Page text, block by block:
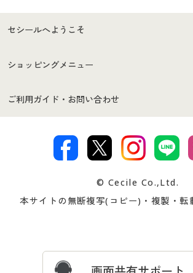
セシールへようこそ
はじめての方へ
セシールご利用規約
著作権・商標について 会社案内
ショッピングメニュー
商品カテゴリ
プレゼント＆キャンペーン サイトマッ
ご利用ガイド・お問い合わせ
交換・返品は お支払は
ついて
忘れの場合
© Cecile Co.,Ltd.
本サイトの無断複写(コピー)・複製・転